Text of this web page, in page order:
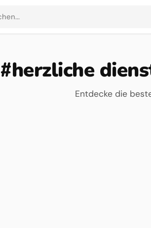
#herzliche
Entdecke die